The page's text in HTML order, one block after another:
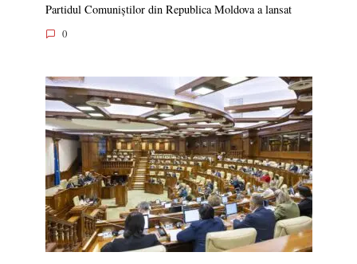
Partidul Comuniștilor din Republica Moldova a lansat
0